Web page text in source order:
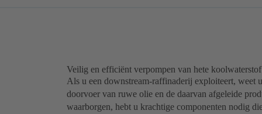
Veilig en efficiënt verpompen van hete koolwaterstof
Als u een downstream-raffinaderij exploiteert,
doorvoer van ruwe olie en de daarvan afgeleide
waarborgen, hebt u krachtige componenten nodig